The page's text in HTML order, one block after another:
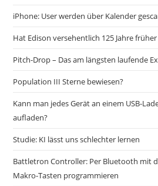
iPhone: User werden über Kalender
Hat Edison versehentlich 125 Jahre
Pitch-Drop – Das am längsten laufende
Population III Sterne bewiesen?
Kann man jedes Gerät an einem USB-
aufladen?
Studie: KI lässt uns schlechter lernen
Battletron Controller: Per Bluetooth mit
Makro-Tasten programmieren